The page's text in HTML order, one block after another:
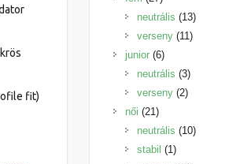
fit)
termék
neutrális 1313
termék
verseny 1111
junior 66
termék
neutrális 33
termék
verseny 22
női 2121
termék
neutrális 1010
stabil 11